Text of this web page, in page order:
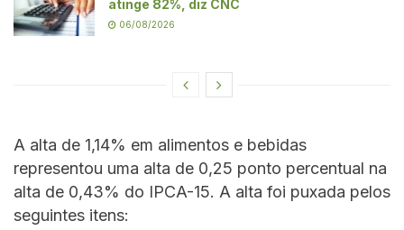
atinge 82%, diz CNC
06/08/2026
A alta de 1,14% em alimentos e bebidas
representou uma alta de 0,25 ponto percentual na
alta de 0,43% do IPCA-15. A alta foi puxada pelos
seguintes itens: